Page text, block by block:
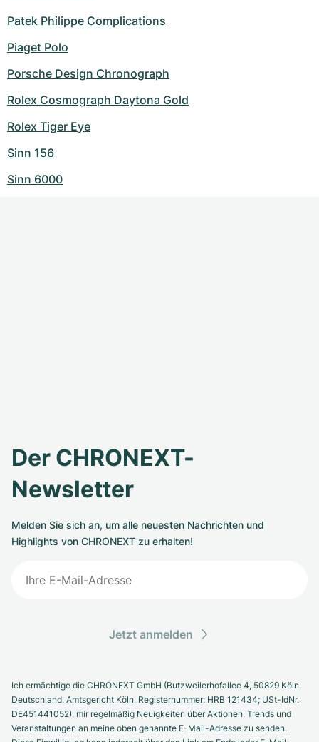
Patek Philippe Complications
Piaget Polo
Porsche Design Chronograph
Rolex Cosmograph Daytona Gold
Rolex Tiger Eye
Sinn 156
Sinn 6000
Der CHRONEXT-
Newsletter
Melden Sie sich an, um alle neuesten Nachrichten und
Highlights von CHRONEXT zu erhalten!
Jetzt anmelden
Ich ermächtige die CHRONEXT GmbH (Butzweilerhofallee 4, 50829 Köln,
Deutschland. Amtsgericht Köln, Registernummer: HRB 121434; USt-IdNr.:
DE451441052), mir regelmäßig Neuigkeiten über Aktionen, Trends und
Veranstaltungen an meine oben genannte E-Mail-Adresse zu senden.